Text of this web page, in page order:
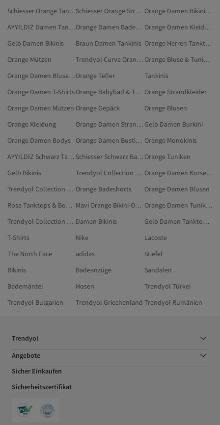
Schiesser Orange Tanktops & Bodys
Schiesser Orange Strandmode
Orange Damen Bikini-Sets
AYYILDIZ Damen Tankinis
Orange Damen Badeanzüge
Orange Damen Kleidung
Gelb Damen Bikinis
Braun Damen Tankinis
Orange Herren Tanktops & Bodys
Orange Mützen
Trendyol Curve Orange Badeanzug In Großen Größen
Orange Bluse & Tunika & Bustier
Orange Damen Bluse & Tunika & BustierOrange Teller
Tankinis
Orange Damen T-Shirts
Orange Babybad & Toiletten Orange Strandkleider
Orange Damen Mützen Orange Gepäck
Orange Blusen
Orange Kleidung
Orange Damen Strandkleider Gelb Damen Burkini
Orange Damen Bodys
Orange Damen Bustiers Orange Monokinis
AYYILDIZ Schwarz Tankinis
Schiesser Schwarz Badeanzüge Orange Tuniken
Gelb Bikinis
Trendyol Collection Orange Strandmode
Orange Damen Korsetts
Trendyol Collection Orange Bikinis Orange Badeshorts
Orange Damen Blusen
Rosa Tanktops & Bodys
Mavi Orange Bikini-Oberteile
Orange Damen Tuniken
Trendyol Collection Orange Bikini-Unterteile Damen Bikinis
Gelb Damen Tanktops & Bodys
T-Shirts
Nike
Lacoste
The North Face
adidas
Stiefel
Bikinis
Badeanzüge
Sandalen
Bademäntel
Hosen
Trendyol Türkei
Trendyol Bulgarien
Trendyol Griechenland Trendyol Rumänien
Trendyol
Angebote
Sicher Einkaufen
Sicherheitszertifikat